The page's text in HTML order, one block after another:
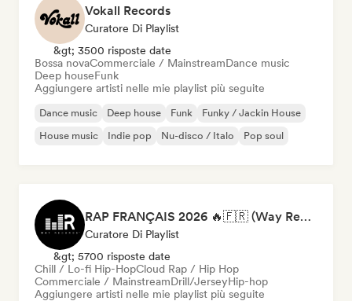
Vokall Records
Curatore Di Playlist
&gt; 3500 risposte date
Bossa novaCommerciale / MainstreamDance music
Deep houseFunk
Aggiungere artisti nelle mie playlist più seguite
Dance music Deep house Funk
Funky / Jackin House
House music
Indie pop Nu-disco / Italo Pop soul
RAP FRANÇAIS 2026 🔥🇫🇷 (Way Records)
Curatore Di Playlist
&gt; 5700 risposte date
Chill / Lo-fi Hip-HopCloud Rap / Hip Hop
Commerciale / MainstreamDrill/JerseyHip-hop
Aggiungere artisti nelle mie playlist più seguite